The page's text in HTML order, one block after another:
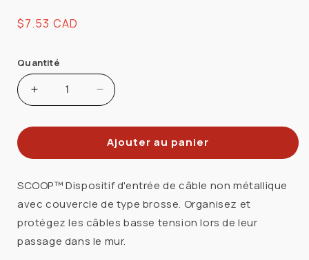
Prix
$7.53 CAD
Quantité
Augmenter
quantité
ARLINGTON
CED135
PLAQUE
DEC
AVEC
BROSSE
Réduire
quantité
de
ARLINGTON
CED135
DEC
AVEC
BROSSE
Ajouter au panier
SCOOP™ Dispositif d'entrée de câble non métallique
avec couvercle de type brosse. Organisez et
protégez les câbles basse tension lors de leur
passage dans le mur.